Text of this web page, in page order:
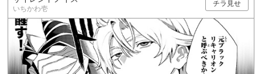
いちかわ壱
チラ見せ